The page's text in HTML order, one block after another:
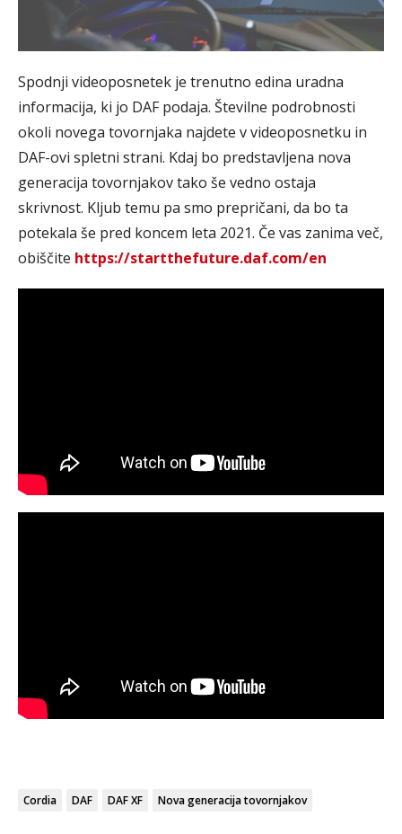
Spodnji videoposnetek je trenutno edina uradna
informacija, ki jo DAF podaja. Številne podrobnosti
okoli novega tovornjaka najdete v videoposnetku in
DAF-ovi spletni strani. Kdaj bo predstavljena nova
generacija tovornjakov tako še vedno ostaja
skrivnost. Kljub temu pa smo prepričani, da bo ta
potekala še pred koncem leta 2021. Če vas zanima več,
obiščite https://startthefuture.daf.com/en
Cordia DAF DAF XF Nova generacija tovornjakov